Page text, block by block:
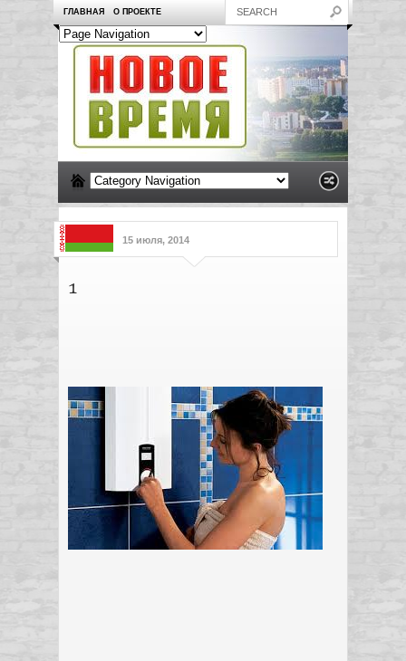
ГЛАВНАЯ О ПРОЕКТЕ
15 июля, 2014
1